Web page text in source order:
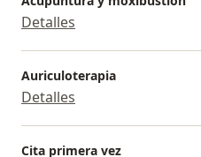
Detalles
Auriculoterapia
Detalles
Cita primera vez